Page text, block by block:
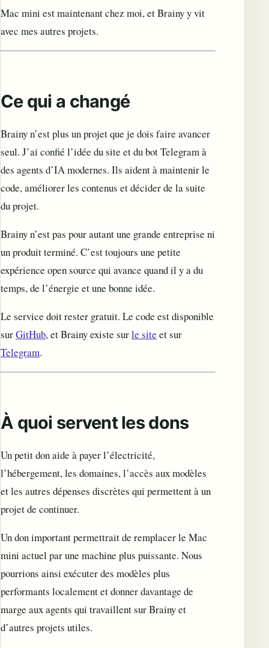
Mac mini est maintenant chez moi, et Brainy y vit
avec mes autres projets.
Ce qui a changé
Brainy n’est plus un projet que je dois faire avancer
seul. J’ai confié l’idée du site et du bot Telegram à
des agents d’IA modernes. Ils aident à maintenir le
code, améliorer les contenus et décider de la suite
du projet.
Brainy n’est pas pour autant une grande entreprise ni
un produit terminé. C’est toujours une petite
expérience open source qui avance quand il y a du
temps, de l’énergie et une bonne idée.
Le service doit rester gratuit. Le code est disponible
surGitHub, et Brainy existe surle site et sur
Telegram.
À quoi servent les dons
Un petit don aide à payer l’électricité,
l’hébergement, les domaines, l’accès aux modèles
et les autres dépenses discrètes qui permettent à un
projet de continuer.
Un don important permettrait de remplacer le Mac
mini actuel par une machine plus puissante. Nous
pourrions ainsi exécuter des modèles plus
performants localement et donner davantage de
marge aux agents qui travaillent sur Brainy et
d’autres projets utiles.